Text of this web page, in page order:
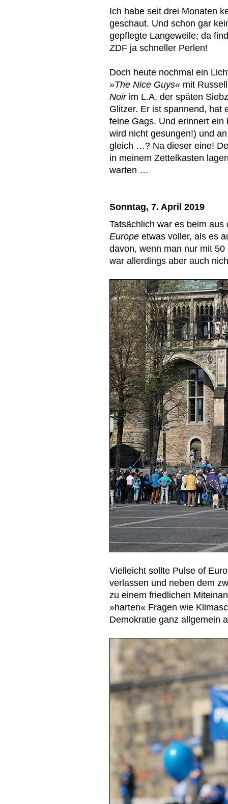
Ich habe seit drei Monaten
geschaut. Und schon gar
gepflegte Langeweile; da
ZDF ja schneller Perlen!
Doch heute nochmal ein
»The Nice Guys« mit
Noir im L.A. der späten
Glitzer. Er ist spannend, hat
feine Gags. Und erinnert
wird nicht gesungen!) und
gleich …? Na dieser eine!
in meinem Zettelkasten
warten …
Sonntag, 7. April 2019
Tatsächlich war es beim
Europe etwas voller, als es
davon, wenn man nur mit
war allerdings aber auch
Vielleicht sollte Pulse of
verlassen und neben dem
zu einem friedlichen
»harten« Fragen wie
Demokratie ganz allgemein